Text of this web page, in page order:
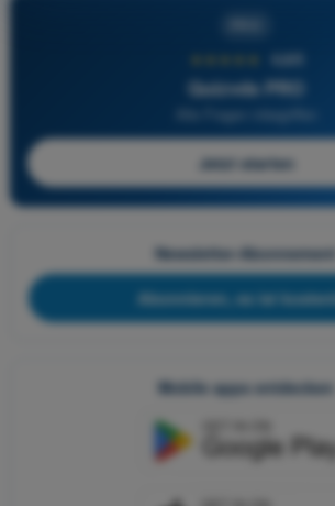
4,6/5
Quizvds PRO
Alle Fragen inbegriffen
Jetzt starten
Newsletter-Abonnement
Abonnieren, es ist
Mobile apps entdecken